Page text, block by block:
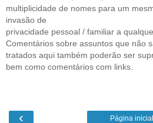
multiplicidade de nomes para um
invasão de
privacidade pessoal / familiar a
Comentários sobre assuntos que não
tratados aqui também poderão ser
bem como comentários com links.
‹ Página inicial